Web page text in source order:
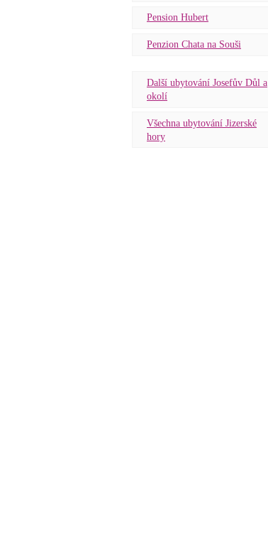
Pension Hubert
Penzion Chata na Souši
Další ubytování Josefův Důl a
okolí
Všechna ubytování Jizerské
hory